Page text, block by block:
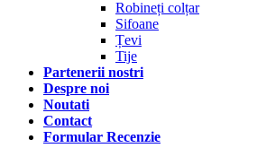
Robineți colțar
Sifoane
Țevi
Tije
Partenerii nostri
Despre noi
Noutati
Contact
Formular Recenzie